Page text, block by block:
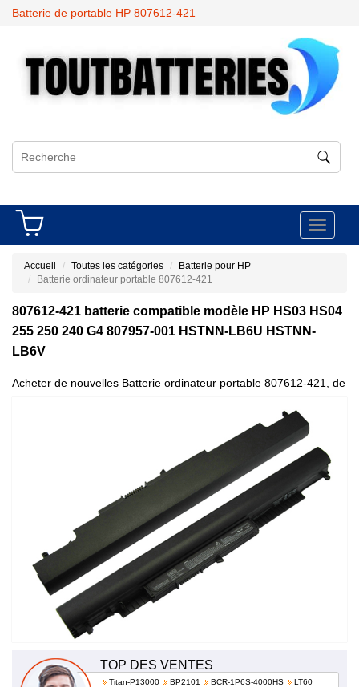
Batterie de portable HP 807612-421
Toggle
Accueil Toutes les catégories
Batterie pour HP
Batterie ordinateur portable 807612-421
807612-421 batterie compatible modèle HP HS03 HS04
255 250 240 G4 807957-001 HSTNN-LB6U HSTNN-
LB6V
Acheter de nouvelles Batterie ordinateur portable 807612-421, de
TOP DES VENTES
Titan-P13000 BP2101 BCR-1P6S-4000HS
LT60